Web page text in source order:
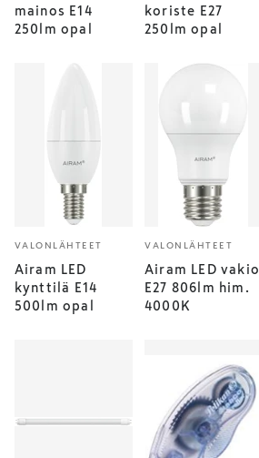
mainos E14
250lm opal
koriste E27
250lm opal
VALONLÄHTEET
Airam LED
kynttilä E14
500lm opal
VALONLÄHTEET
Airam LED vakio
E27 806lm him.
4000K